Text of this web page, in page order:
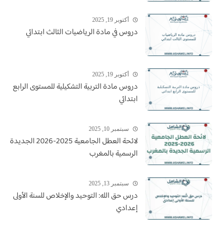
أكتوبر 19, 2025
دروس في مادة الرياضيات الثالث ابتدائي
أكتوبر 19, 2025
دروس مادة التربية التشكيلية للمستوى الرابع
ابتدائي
سبتمبر 10, 2025
لائحة العطل الجامعية 2025-2026 الجديدة
الرسمية بالمغرب
سبتمبر 13, 2025
درس حق الله: التوحيد والإخلاص للسنة الأولى
إعدادي